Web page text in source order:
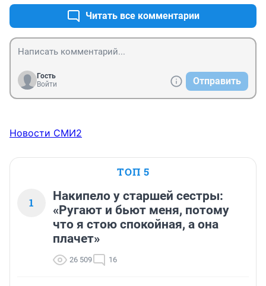
Читать все комментарии
Гость
Войти
Отправить
Новости СМИ2
ТОП 5
1
Накипело у старшей сестры:
«Ругают и бьют меня, потому
что я стою спокойная, а она
плачет»
26 509 16